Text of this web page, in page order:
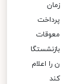
زمان
پرداخت
معوقات
بازنشستگا
ن را اعلام
کند